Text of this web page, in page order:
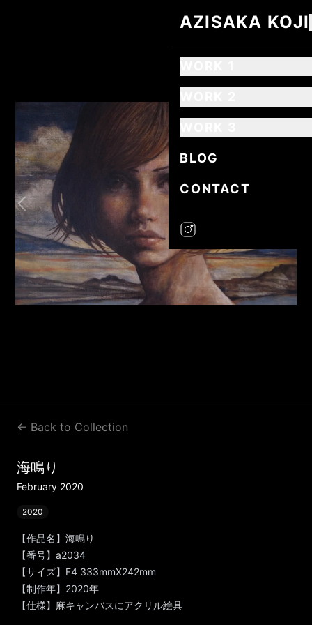
← Back to Collection
海鳴り
February 2020
2020
【作品名】海鳴り
【番号】a2034
【サイズ】F4 333mmX242mm
【制作年】2020年
【仕様】麻キャンバスにアクリル絵具
AZISAKA KOJI
AZISAKA KOJI
BLOG
CONTACT